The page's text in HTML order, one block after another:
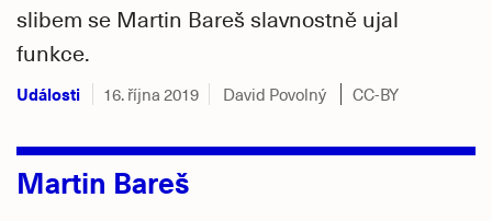
slibem se Martin Bareš slavnostně ujal
funkce.
Události 16. října 2019 David Povolný CC-BY
Martin Bareš